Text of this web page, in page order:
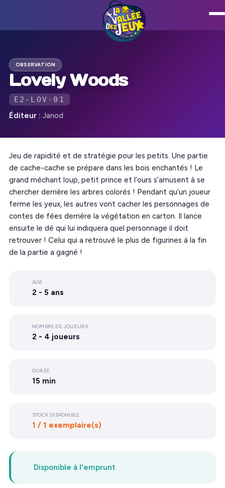
OBSERVATION
Lovely Woods
E2-LOV-01
Éditeur : Janod
Jeu de rapidité et de stratégie pour les petits. Une partie
de cache-cache se prépare dans les bois enchantés ! Le
grand méchant loup, petit prince et l’ours s’amusent à se
chercher derrière les arbres colorés ! Pendant qu’un joueur
ferme les yeux, les autres vont cacher les personnages de
contes de fées derrière la végétation en carton. Il lance
ensuite le dé qui lui indiquera quel personnage il doit
retrouver ! Celui qui a retrouvé le plus de figurines à la fin
de la partie a gagné !
ÂGE
2 - 5 ans
NOMBRE DE JOUEURS
2 - 4 joueurs
DURÉE
15 min
STOCK DISPONIBLE
1 / 1 exemplaire(s)
Disponible à l'emprunt